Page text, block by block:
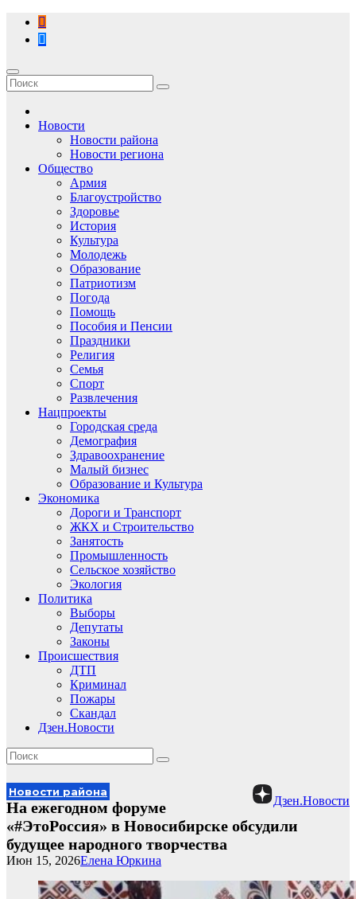
Перейти
содержимому
Новости
Новости района
Новости региона
Общество
Армия
Благоустройство
Здоровье
История
Культура
Молодежь
Образование
Патриотизм
Погода
Помощь
Пособия и Пенсии
Праздники
Религия
Семья
Спорт
Развлечения
Нацпроекты
Городская среда
Демография
Здравоохранение
Малый бизнес
Образование и Культура
Экономика
Дороги и Транспорт
ЖКХ и Строительство
Занятость
Промышленность
Сельское хозяйство
Экология
Политика
Выборы
Депутаты
Законы
Происшествия
ДТП
Криминал
Пожары
Скандал
Дзен.Новости
Дзен.Новости
Новости района
На ежегодном форуме
«#ЭтоРоссия» в Новосибирске обсудили
будущее народного творчества
Елена Юркина
Июн 15, 2026